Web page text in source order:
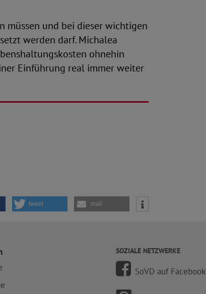
müssen und bei dieser wichtigen
werden darf. Michalea
ohnehin
Einführung real immer weiter
tweet mail
SOZIALE NETZWERKE
SoVD auf Facebook